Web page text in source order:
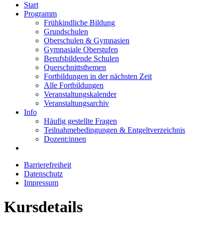
Start
Programm
Frühkindliche Bildung
Grundschulen
Oberschulen & Gymnasien
Gymnasiale Oberstufen
Berufsbildende Schulen
Querschnittsthemen
Fortbildungen in der nächsten Zeit
Alle Fortbildungen
Veranstaltungskalender
Veranstaltungsarchiv
Info
Häufig gestellte Fragen
Teilnahmebedingungen & Entgeltverzeichnis
Dozent:innen
Barrierefreiheit
Datenschutz
Impressum
Kursdetails